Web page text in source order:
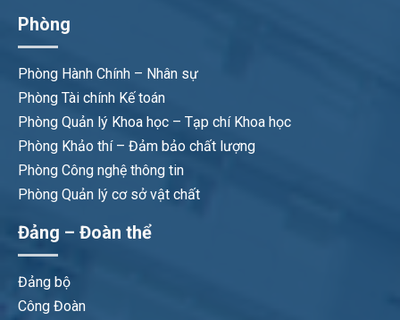
Phòng
Phòng Hành Chính – Nhân sự
Phòng Tài chính Kế toán
Phòng Quản lý Khoa học – Tạp chí Khoa học
Phòng Khảo thí – Đảm bảo chất lượng
Phòng Công nghệ thông tin
Phòng Quản lý cơ sở vật chất
Đảng – Đoàn thể
Đảng bộ
Công Đoàn